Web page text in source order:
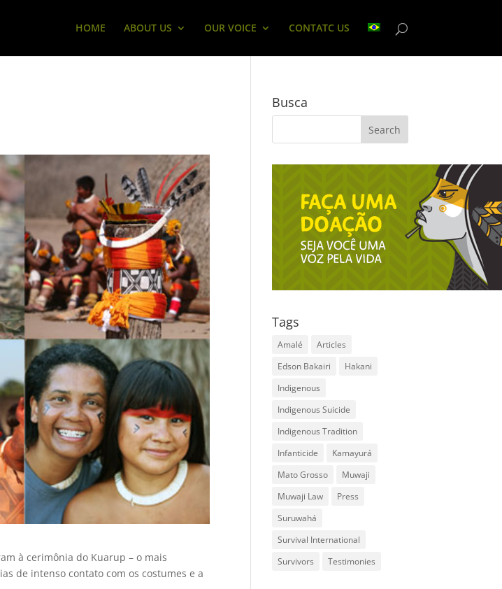
HOME ABOUT US OUR VOICE CONTATC US
à cerimônia do Kuarup – o mais
de intenso contato com os costumes e a
Busca
Tags
Amalé
Articles
Edson Bakairi
Hakani
Indigenous
Indigenous Suicide
Indigenous Tradition
Infanticide
Kamayurá
Mato Grosso
Muwaji
Muwaji Law
Press
Suruwahá
Survival International
Survivors
Testimonies